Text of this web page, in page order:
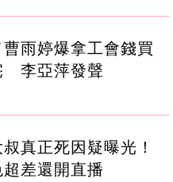
曹雨婷爆拿工會錢買
李亞萍發聲
叔真正死因疑曝光！
超差還開直播